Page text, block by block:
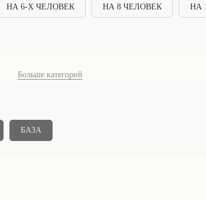
НА 6-Х ЧЕЛОВЕК НА 8 ЧЕЛОВЕК НА
Больше категорий
БАЗА